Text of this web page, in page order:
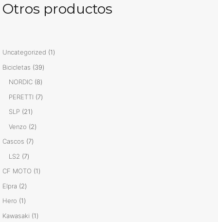
Otros productos
Uncategorized 11
Bicicletas 3939
NORDIC 88
productos
PERETTI 77
SLP 2121
productos
Venzo 22
Cascos 77
LS2 77
productos
CF MOTO 11
Elpra 22
productos
Hero 11
producto
Kawasaki 11